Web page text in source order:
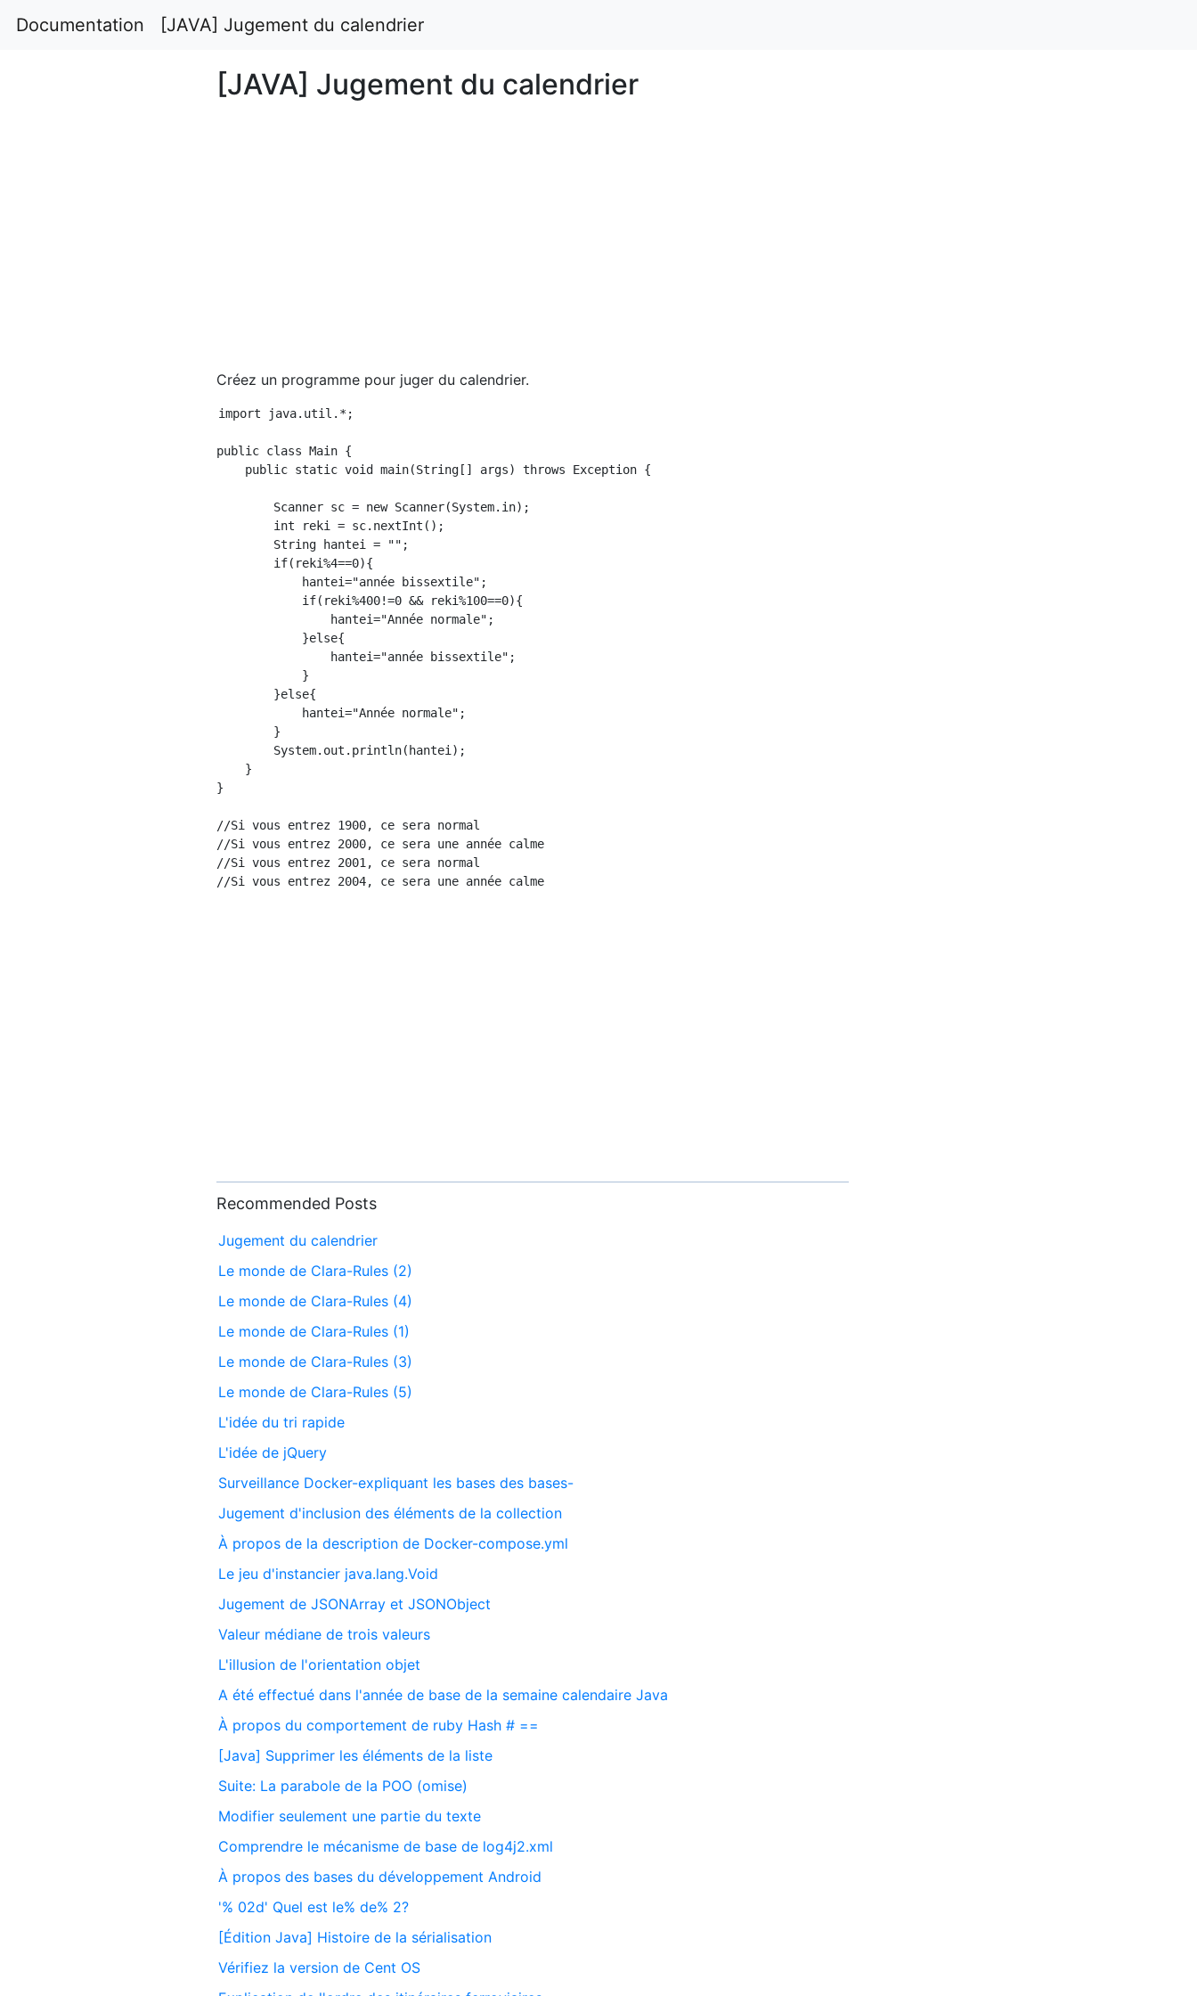
Documentation [JAVA] Jugement du calendrier
[JAVA] Jugement du calendrier
Créez un programme pour juger du calendrier.
import java.util.*;
public class Main {
    public static void main(String[] args) throws Exception {
        Scanner sc = new Scanner(System.in);
        int reki = sc.nextInt();
        String hantei = "";
        if(reki%4==0){
            hantei="année bissextile";
            if(reki%400!=0 && reki%100==0){
                hantei="Année normale";
            }else{
                hantei="année bissextile";
            }
        }else{
            hantei="Année normale";
        }
        System.out.println(hantei);
    }
}
//Si vous entrez 1900, ce sera normal
//Si vous entrez 2000, ce sera une année calme
//Si vous entrez 2001, ce sera normal
Recommended Posts
Jugement du calendrier
Le monde de Clara-Rules (2)
Le monde de Clara-Rules (4)
Le monde de Clara-Rules (1)
Le monde de Clara-Rules (3)
Le monde de Clara-Rules (5)
L'idée du tri rapide
L'idée de jQuery
Surveillance Docker-expliquant les bases des bases-
Jugement d'inclusion des éléments de la collection
À propos de la description de Docker-compose.yml
Le jeu d'instancier java.lang.Void
Jugement de JSONArray et JSONObject
Valeur médiane de trois valeurs
L'illusion de l'orientation objet
A été effectué dans l'année de base de la semaine calendaire Java
À propos du comportement de ruby Hash # ==
[Java] Supprimer les éléments de la liste
Suite: La parabole de la POO (omise)
Modifier seulement une partie du texte
Comprendre le mécanisme de base de log4j2.xml
À propos des bases du développement Android
'% 02d' Quel est le% de% 2?
[Édition Java] Histoire de la sérialisation
Vérifiez la version de Cent OS